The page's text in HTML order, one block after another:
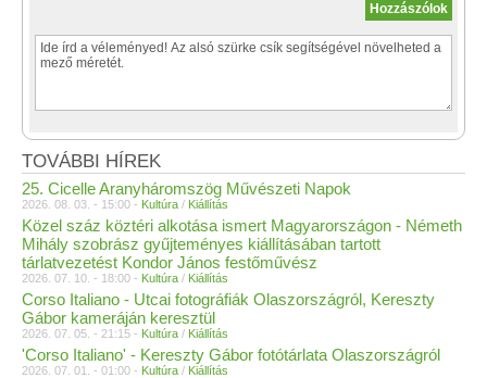
TOVÁBBI HÍREK
25. Cicelle Aranyháromszög Művészeti Napok
2026. 08. 03. - 15:00 - Kultúra / Kiállítás
Közel száz köztéri alkotása ismert Magyarországon - Németh
Mihály szobrász gyűjteményes kiállításában tartott
tárlatvezetést Kondor János festőművész
2026. 07. 10. - 18:00 - Kultúra / Kiállítás
Corso Italiano - Utcai fotográfiák Olaszországról, Kereszty
Gábor kameráján keresztül
2026. 07. 05. - 21:15 - Kultúra / Kiállítás
'Corso Italiano' - Kereszty Gábor fotótárlata Olaszországról
2026. 07. 01. - 01:00 - Kultúra / Kiállítás